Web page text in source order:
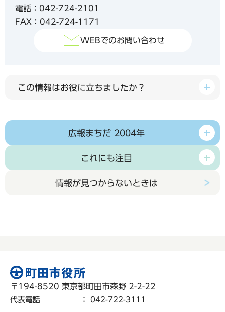
電話：042-724-2101
FAX：042-724-1171
WEBでのお問い合わせ
この情報はお役に立ちましたか？
広報まちだ 2004年
これにも注目
情報が見つからないときは
〒194-8520 東京都町田市森野 2-2-22
代表電話 ： 042-722-3111